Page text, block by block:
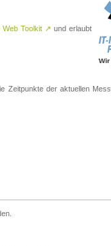
Web Toolkit ↗ und erlaubt
Zeitpunkte der aktuellen